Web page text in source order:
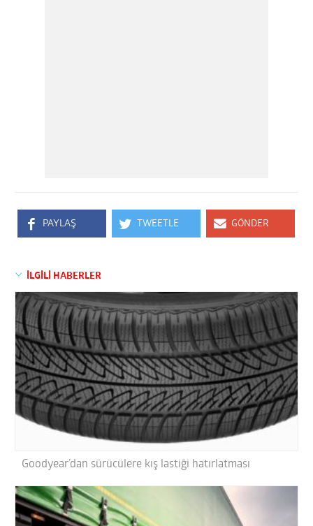
PAYLAŞ TWEETLE GÖNDER
İLGİLİ HABERLER
Goodyear’dan sürücülere kış lastiği hatırlatması